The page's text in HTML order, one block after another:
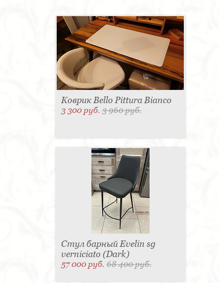
Коврик Bello Pittura Bianco
3 300 руб.3 960 руб.
Стул барный Evelin sg
verniciato (Dark)
57 000 руб.68 400 руб.